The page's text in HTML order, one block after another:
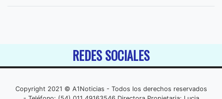
REDES SOCIALES
Copyright 2021 © A1Noticias - Todos los derechos reservados